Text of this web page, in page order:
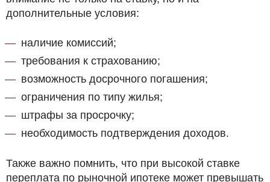
дополнительные условия:
наличие комиссий;
требования к страхованию;
возможность досрочного погашения;
ограничения по типу жилья;
штрафы за просрочку;
необходимость подтверждения доходов.
Также важно помнить, что при высокой ставке
переплата по рыночной ипотеке может превышать